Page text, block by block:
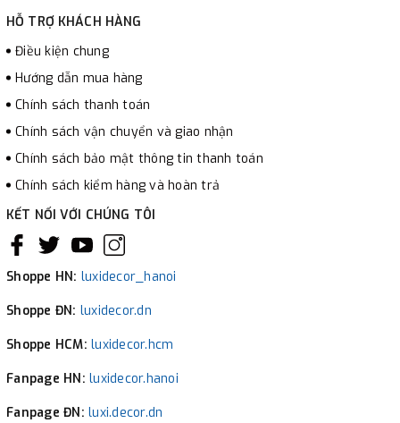
HỖ TRỢ KHÁCH HÀNG
Điều kiện chung
Hướng dẫn mua hàng
Chính sách thanh toán
Chính sách vận chuyển và giao nhận
Chính sách bảo mật thông tin thanh toán
Chính sách kiểm hàng và hoàn trả
KẾT NỐI VỚI CHÚNG TÔI
Shoppe HN: luxidecor_hanoi
Shoppe ĐN: luxidecor.dn
Shoppe HCM: luxidecor.hcm
Fanpage HN: luxidecor.hanoi
Fanpage ĐN: luxi.decor.dn